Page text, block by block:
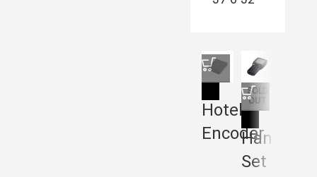
Hotel
Encoder
SOLD
OUT
Hand
Set